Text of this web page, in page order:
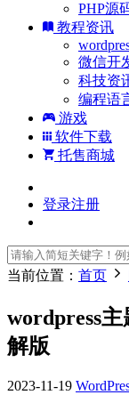
PHP源
教程资讯
微信开
科技资
编程语
游戏
软件下载
托售商城
登录注册
当前位置： 首页
wordpress
解版
2023-11-19